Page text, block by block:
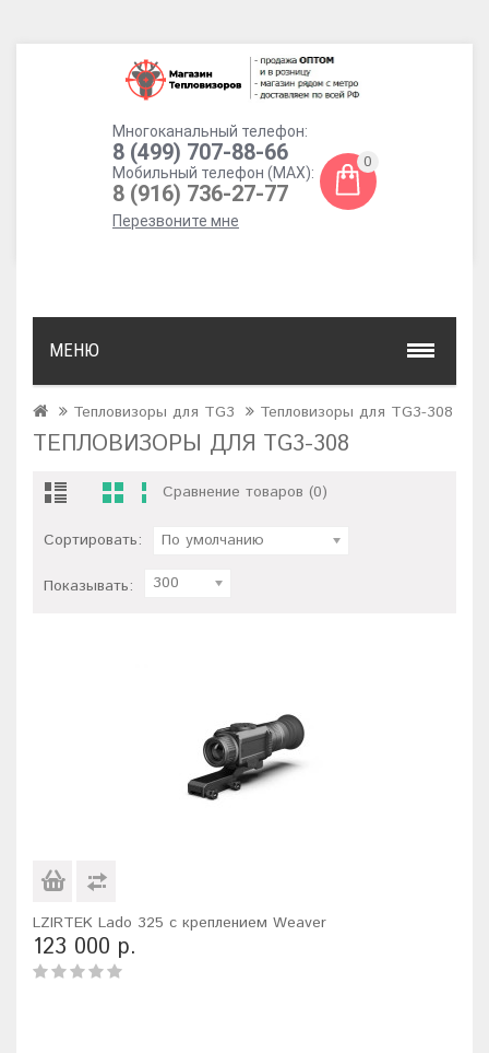
Многоканальный телефон:
8 (499) 707-88-66
Мобильный телефон (MAX):
8 (916) 736-27-77
Перезвоните мне
0
МЕНЮ
Тепловизоры для TG3 Тепловизоры для TG3-308
ТЕПЛОВИЗОРЫ ДЛЯ TG3-308
Сравнение товаров (0)
Сортировать: По умолчанию
Показывать: 300
LZIRTEK Lado 325 с креплением Weaver
123 000 р.